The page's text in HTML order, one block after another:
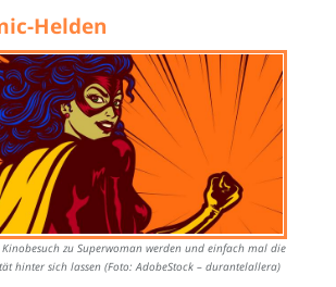
Helden
Kinobesuch zu Superwoman werden und einfach mal die
hinter sich lassen (Foto: AdobeStock – durantelallera)